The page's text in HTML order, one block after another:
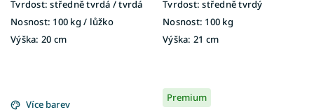
Tvrdost: středně tvrdá / tvrdá
Nosnost: 100 kg ​​​​​/ lůžko
Výška: 20 cm
Tvrdost: středně tvrdý
Nosnost: 100 kg
Výška: 21 cm
Více barev
Premium